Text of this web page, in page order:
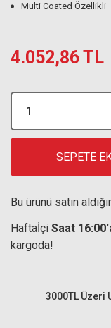
Multi Coated Özellikli
4.052,86 TL
SEPETE
Bu ürünü satın
Haftaİçi Saat
kargoda!
3000TL Üzeri